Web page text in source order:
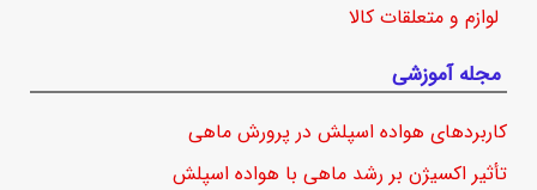
لوازم و متعلقات کالا
مجله آموزشی
کاربردهای هواده اسپلش در پرورش ماهی
تأثیر اکسیژن بر رشد ماهی با هواده اسپلش